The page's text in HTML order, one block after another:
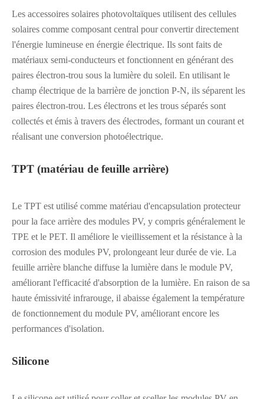
Les accessoires solaires photovoltaïques utilisent des cellules
solaires comme composant central pour convertir directement
l'énergie lumineuse en énergie électrique. Ils sont faits de
matériaux semi-conducteurs et fonctionnent en générant des
paires électron-trou sous la lumière du soleil. En utilisant le
champ électrique de la barrière de jonction P-N, ils séparent les
paires électron-trou. Les électrons et les trous séparés sont
collectés et émis à travers des électrodes, formant un courant et
réalisant une conversion photoélectrique.
TPT (matériau de feuille arrière)
Le TPT est utilisé comme matériau d'encapsulation protecteur
pour la face arrière des modules PV, y compris généralement le
TPE et le PET. Il améliore le vieillissement et la résistance à la
corrosion des modules PV, prolongeant leur durée de vie. La
feuille arrière blanche diffuse la lumière dans le module PV,
améliorant l'efficacité d'absorption de la lumière. En raison de sa
haute émissivité infrarouge, il abaisse également la température
de fonctionnement du module PV, améliorant encore les
performances d'isolation.
Silicone